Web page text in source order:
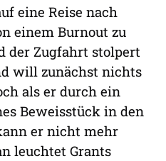
eine Reise nach
einem Burnout zu
der Zugfahrt stolpert
will zunächst nichts
als er durch ein
Beweisstück in den
er nicht mehr
leuchtet Grants